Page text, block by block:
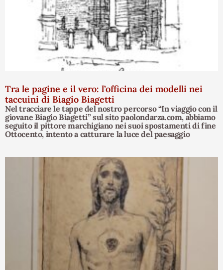
Tra le pagine e il vero: l’officina dei modelli nei
taccuini di Biagio Biagetti
Nel tracciare le tappe del nostro percorso “In viaggio con il
giovane Biagio Biagetti” sul sito paolondarza.com, abbiamo
seguito il pittore marchigiano nei suoi spostamenti di fine
Ottocento, intento a catturare la luce del paesaggio